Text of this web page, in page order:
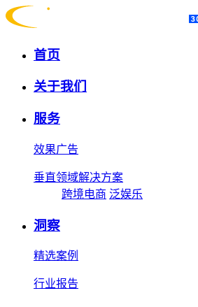
首页
关于我们
服务
效果广告
垂直领域解决方案
跨境电商 泛娱乐
洞察
精选案例
行业报告